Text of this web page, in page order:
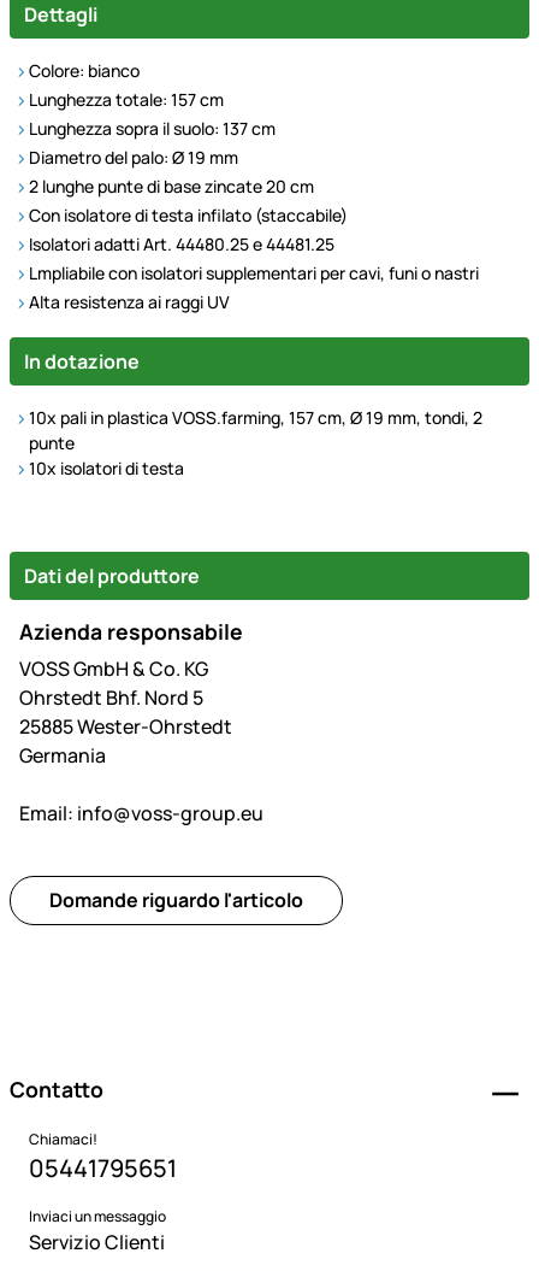
Dettagli
Colore: bianco
Lunghezza totale: 157 cm
Lunghezza sopra il suolo: 137 cm
Diametro del palo: Ø 19 mm
2 lunghe punte di base zincate 20 cm
Con isolatore di testa infilato (staccabile)
Isolatori adatti Art. 44480.25 e 44481.25
Lmpliabile con isolatori supplementari per cavi, funi o nastri
Alta resistenza ai raggi UV
In dotazione
10x pali in plastica VOSS.farming, 157 cm, Ø 19 mm, tondi, 2
punte
10x isolatori di testa
Dati del produttore
Azienda responsabile
VOSS GmbH & Co. KG
Ohrstedt Bhf. Nord 5
25885 Wester-Ohrstedt
Germania
Email: info@voss-group.eu
Domande riguardo l'articolo
Contatto
Chiamaci!
05441795651
Inviaci un messaggio
Servizio Clienti